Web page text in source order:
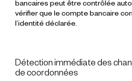
bancaires peut être contrôlée
vérifier que le compte bancaire
l’identité déclarée.
Détection immédiate des
de coordonnées